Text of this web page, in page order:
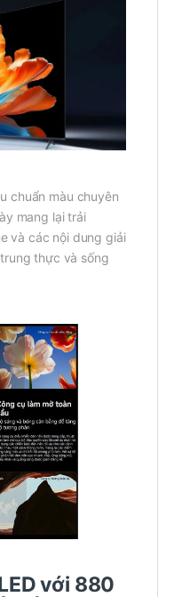
chuẩn màu chuyên
mang lại trải
và các nội dung giải
thực và sống
với 880